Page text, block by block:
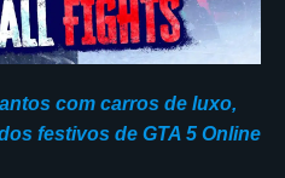
com carros de luxo,
festivos de GTA 5 Online